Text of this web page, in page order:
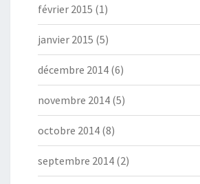
février 2015 (1)
janvier 2015 (5)
décembre 2014 (6)
novembre 2014 (5)
octobre 2014 (8)
septembre 2014 (2)